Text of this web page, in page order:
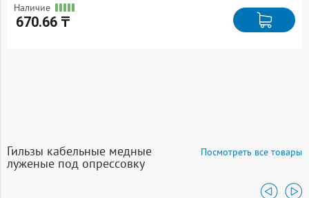
Наличие
670.66 ₸
Гильзы кабельные медные
луженые под опрессовку
Посмотреть все товары